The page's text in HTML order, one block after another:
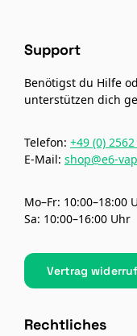
Support
Benötigst du Hilfe
unterstützen dich
Telefon: +49 (0)
E-Mail: shop@e6-
Mo–Fr: 10:00–18:00
Sa: 10:00–16:00 Uhr
Vertrag
Rechtliches